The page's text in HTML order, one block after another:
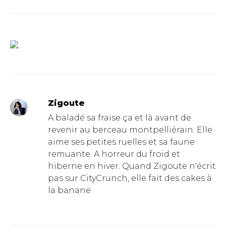
Zigoute
A baladé sa fraise ça et là avant de
revenir au berceau montpelliérain. Elle
aime ses petites ruelles et sa faune
remuante. A horreur du froid et
hiberne en hiver. Quand Zigoute n'écrit
pas sur CityCrunch, elle fait des cakes à
la banane